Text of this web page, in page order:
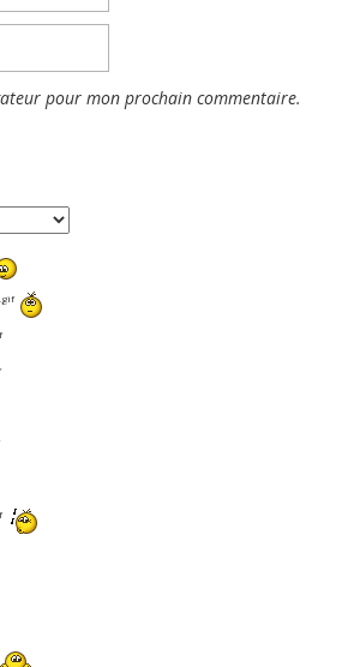
pour mon prochain commentaire.